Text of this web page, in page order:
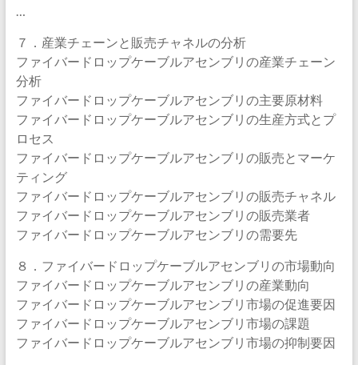
…
７．産業チェーンと販売チャネルの分析
ファイバードロップケーブルアセンブリの産業チェーン
分析
ファイバードロップケーブルアセンブリの主要原材料
ファイバードロップケーブルアセンブリの生産方式とプ
ロセス
ファイバードロップケーブルアセンブリの販売とマーケ
ティング
ファイバードロップケーブルアセンブリの販売チャネル
ファイバードロップケーブルアセンブリの販売業者
ファイバードロップケーブルアセンブリの需要先
８．ファイバードロップケーブルアセンブリの市場動向
ファイバードロップケーブルアセンブリの産業動向
ファイバードロップケーブルアセンブリ市場の促進要因
ファイバードロップケーブルアセンブリ市場の課題
ファイバードロップケーブルアセンブリ市場の抑制要因